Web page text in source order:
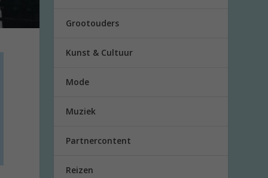
Grootouders
Kunst & Cultuur
Mode
Muziek
Partnercontent
Reizen